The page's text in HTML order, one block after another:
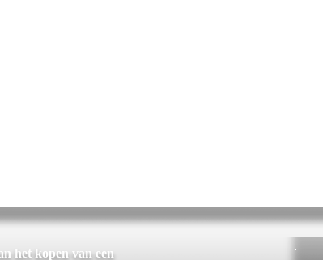
het kopen van een